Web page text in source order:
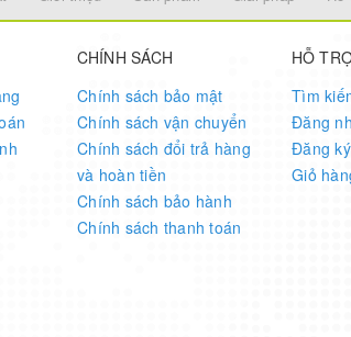
communication systems
CHÍNH SÁCH
Chính sách bảo mật
Chính sách vận chuyển
Chính sách đổi trả hàng
và hoàn tiền
Chính sách bảo hành
Chính sách thanh toán
HỖ
Tìm
Đăng
Đăng ký
Giỏ